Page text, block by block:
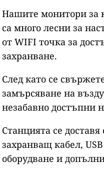
Нашите монитори за
са много лесни за
от WIFI точка за
захранване.
След като се
замърсяване на
незабавно достъпни
Станцията се
захранващ кабел,
оборудване и